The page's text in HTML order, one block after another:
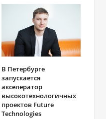
В Петербурге
запускается
акселератор
высокотехнологичных
проектов Future
Technologies